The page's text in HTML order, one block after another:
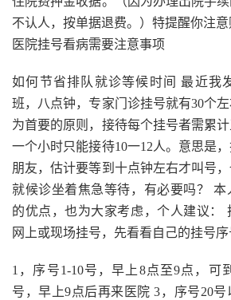
不认人，按单据退费。）特提醒你注意
医院挂号看病需要注意事项
如何节省排队就诊等候时间 最近我
班，八点钟，专家门诊挂号就有30个
为首要的原则，接待每个挂号者需累计
一个小时只能接待10一12人。意思是
朋友，估计要等到十点钟左右才叫号
就候诊坐着焦急等待，有必要吗？
的优点，也为大家考虑，个人建议：
网上或现场挂号，先看看自己的挂号序
1，序号1-10号，早上8点至9点，可
号，早上9点后再来医院 3，序号20